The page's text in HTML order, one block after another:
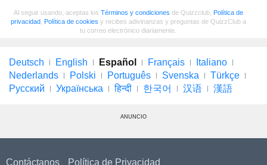
Al seguir usando, aceptas los Términos y condiciones de Quizzclub, Política de
privacidad, Política de cookies y recibes adivinanzas y preguntas de QuizzClub a
tu correo electrónico diariamente.
Deutsch English Español Français
Italiano
Nederlands
Polski Português Svenska
Türkçe
Русский
Українська हिन्दी 한국어 汉语 漢語
ANUNCIO
Contáctanos Política de Privacidad